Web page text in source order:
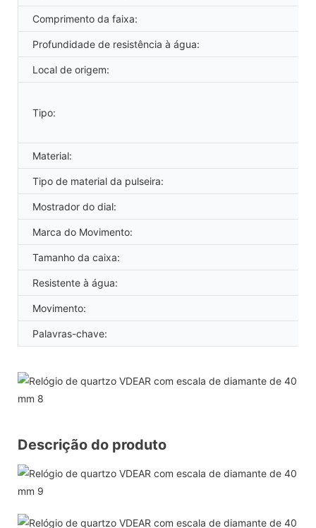
Comprimento da faixa:
Profundidade de resistência à água:
Local de origem:
Tipo:
Material:
Tipo de material da pulseira:
Mostrador do dial:
Marca do Movimento:
Tamanho da caixa:
Resistente à água:
Movimento:
Palavras-chave:
Descrição do produto